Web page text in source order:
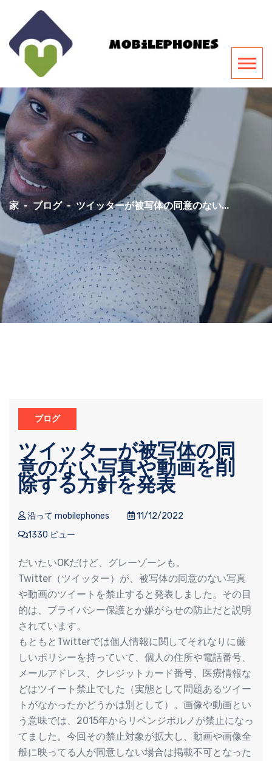
家 - ブログ - ツイッターが被写体の同意のない...
ブログ
ツイッターが被写体の同
意のない写真や動画を削
除する方針を発表
沿って mobilephones
11/12/2022
1330 ビュー
だいたいOKだけど、グレーゾーンも。
Twitter（ツイッター）が、被写体の同意のない写真
や動画のツイートを禁止すると発表しました。その目
的は、プライバシー保護とか嫌がらせの防止だと説明
されています。
もともとTwitterでは個人情報に関してそれなりに厳
しいポリシーを持っていて、個人の住所や電話番号、
メールアドレス、クレジットカード番号、医療情報な
どはツイート禁止でした（実態として問題あるツイー
トがなかったかどうかは別として）。画像や動画とい
う意味では、2015年からリベンジポルノが禁止になっ
てました。今回その禁止対象が拡大し、動画や画像全
般に映ってる人が同意しない場合は掲載不可となった